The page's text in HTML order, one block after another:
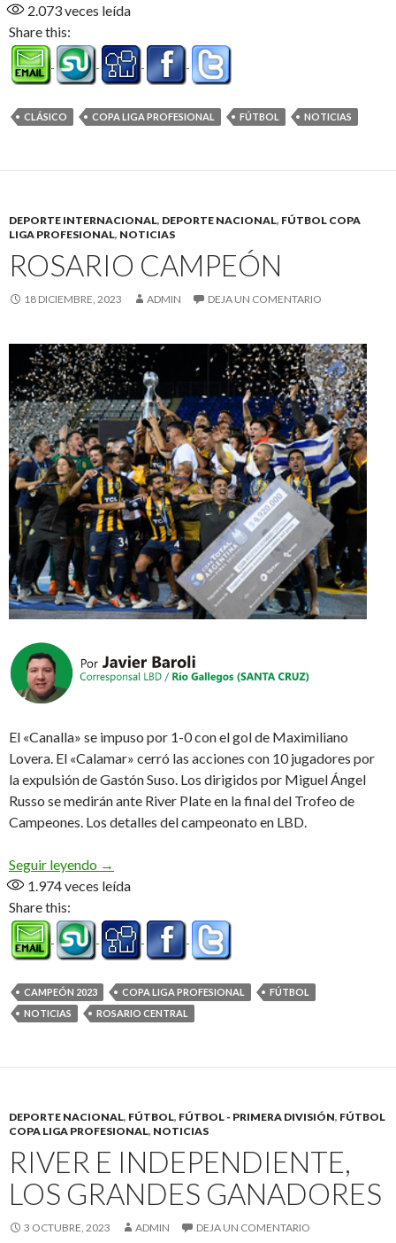
2.073veces leída
Share this:
CLÁSICO COPA LIGA PROFESIONAL FÚTBOL NOTICIAS
DEPORTE INTERNACIONAL, DEPORTE NACIONAL, FÚTBOL COPA
LIGA PROFESIONAL, NOTICIAS
ROSARIO CAMPEÓN
18 DICIEMBRE, 2023 ADMIN DEJA UN COMENTARIO
El «Canalla» se impuso por 1-0 con el gol de Maximiliano
Lovera. El «Calamar» cerró las acciones con 10 jugadores por
la expulsión de Gastón Suso. Los dirigidos por Miguel Ángel
Russo se medirán ante River Plate en la final del Trofeo de
Campeones. Los detalles del campeonato en LBD.
Seguir leyendo Rosario Campeón
→
1.974veces leída
Share this:
CAMPEÓN 2023 COPA LIGA PROFESIONAL
FÚTBOL
NOTICIAS
ROSARIO CENTRAL
DEPORTE NACIONAL, FÚTBOL, FÚTBOL - PRIMERA DIVISIÓN, FÚTBOL
COPA LIGA PROFESIONAL, NOTICIAS
RIVER E INDEPENDIENTE,
LOS GRANDES GANADORES
3 OCTUBRE, 2023 ADMIN DEJA UN COMENTARIO